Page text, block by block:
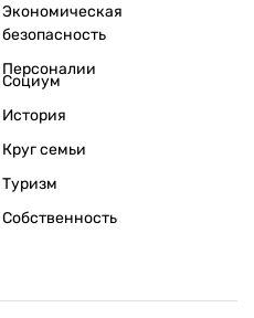
Экономическая
безопасность
Персоналии
Социум
История
Круг семьи
Туризм
Собственность